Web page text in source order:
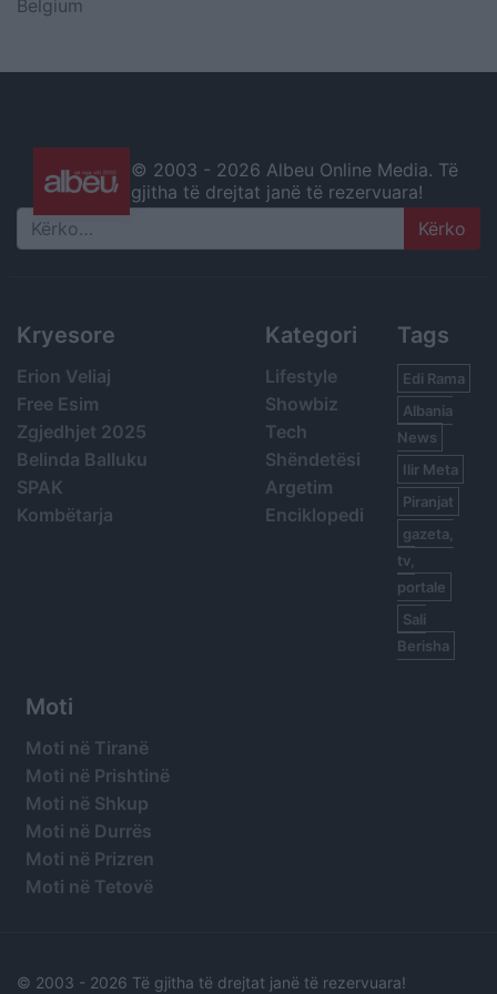
Belgium
© 2003 - 2026 Albeu Online Media. Të
gjitha të drejtat janë të rezervuara!
Search
Kryesore
Erion Veliaj
Free Esim
Zgjedhjet 2025
Belinda Balluku
SPAK
Kombëtarja
Kategori
Lifestyle
Showbiz
Tech
Shëndetësi
Argetim
Enciklopedi
Tags
Edi Rama
Albania
News
Ilir Meta
Piranjat
gazeta,
tv,
portale
Sali
Berisha
Moti
Moti në Tiranë
Moti në Prishtinë
Moti në Shkup
Moti në Durrës
Moti në Prizren
Moti në Tetovë
© 2003 - 2026 Të gjitha të drejtat janë të rezervuara!